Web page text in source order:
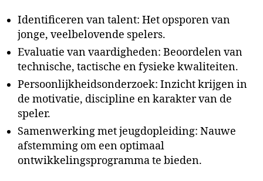
Identificeren van talent: Het opsporen van
jonge, veelbelovende spelers.
Evaluatie van vaardigheden: Beoordelen van
technische, tactische en fysieke kwaliteiten.
Persoonlijkheidsonderzoek: Inzicht krijgen in
de motivatie, discipline en karakter van de
speler.
Samenwerking met jeugdopleiding: Nauwe
afstemming om een optimaal
ontwikkelingsprogramma te bieden.